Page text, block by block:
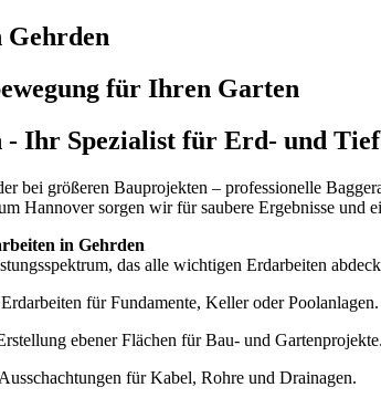
Gehrden
für Ihren Garten
- Ihr Spezialist für Erd- und
bei größeren Bauprojekten – professionelle
Hannover sorgen wir für saubere Ergebnisse und
in Gehrden
das alle wichtigen Erdarbeiten
Erdarbeiten für Fundamente, Keller oder Poolanlagen.
ebener Flächen für Bau- und Gartenprojekte.
Ausschachtungen für Kabel, Rohre und Drainagen.